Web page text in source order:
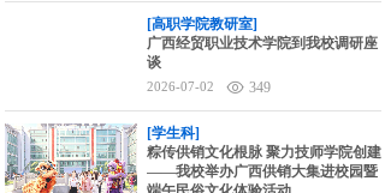
[高职学院教研室]
广西经贸职业技术学院到我校调研座
谈
2026-07-02 349
[学生科]
粽传供销文化根脉 聚力技师学院创建
——我校举办广西供销大集进校园暨